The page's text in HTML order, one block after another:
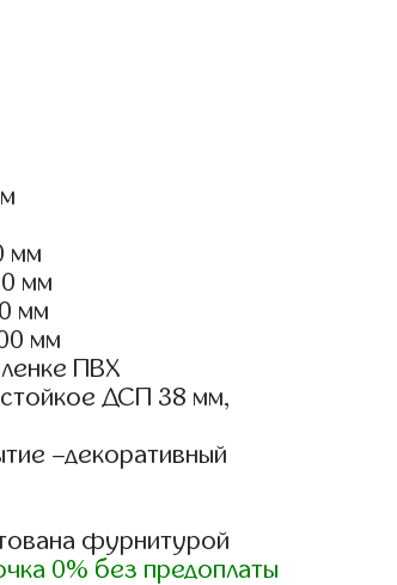
мм
мм
мм
мм
ПВХ
ДСП 38 мм,
–декоративный
фурнитурой
0% без предоплаты